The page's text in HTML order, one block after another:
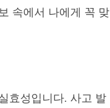
속에서 나에게 꼭 맞
효성입니다. 사고 발